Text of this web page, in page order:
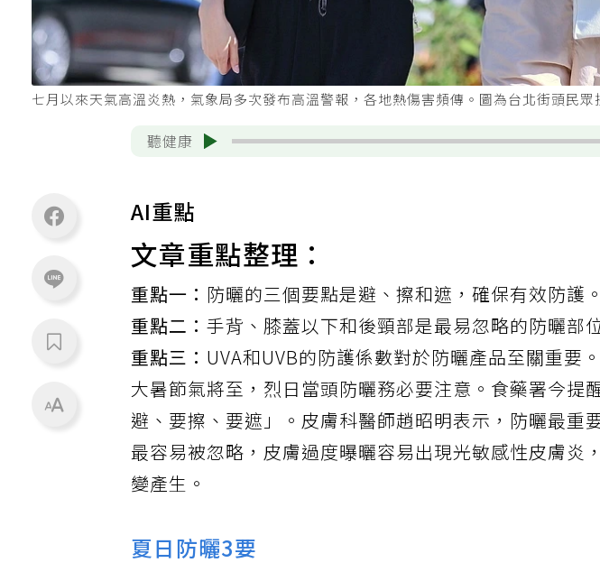
七月以來天氣高溫炎熱，氣象局多次發布高溫警報，各地熱傷害頻傳。圖為台北街頭民
聽健康
AI重點
文章重點整理：
重點一： 防曬的三個要點是避、擦和遮，確保有效防護。
重點二：手背、膝蓋以下和後頸部是最易忽略的防曬部
重點三： UVA和UVB的防護係數對於防曬產品至關重要。
大暑節氣將至，烈日當頭防曬務必要注意。食藥署今提
避、要擦、要遮」。皮膚科醫師趙昭明表示，防曬最重
最容易被忽略，皮膚過度曝曬容易出現光敏感性皮膚炎
變產生。
夏日防曬3要